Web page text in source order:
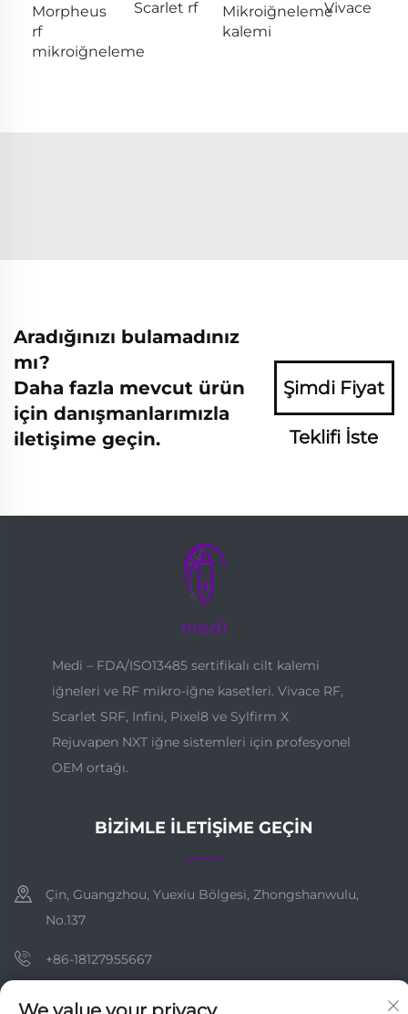
Morpheus
rf
mikroiğneleme
Scarlet rf
Mikroiğneleme
kalemi
Vivace
Aradığınızı bulamadınız
mı?
Daha fazla mevcut ürün
için danışmanlarımızla
iletişime geçin.
Şimdi Fiyat
Teklifi İste
Medi – FDA/ISO13485 sertifikalı cilt kalemi
iğneleri ve RF mikro-iğne kasetleri. Vivace RF,
Scarlet SRF, Infini, Pixel8 ve Sylfirm X
Rejuvapen NXT iğne sistemleri için profesyonel
OEM ortağı.
BIZIMLE İLETIŞIME GEÇIN
Çin, Guangzhou, Yuexiu Bölgesi, Zhongshanwulu,
No.137
+86-18127955667
[email protected]